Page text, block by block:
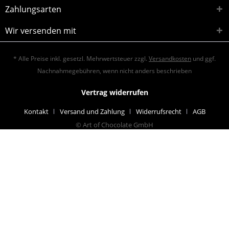
Zahlungsarten
Wir versenden mit
* Alle Preise inkl. gesetzl. Mehrwertsteuer zzgl. Versandkosten und ggf.
Nachnahmegebühren, wenn nicht anders beschrieben
Vertrag widerrufen
Kontakt Versand und Zahlung Widerrufsrecht
AGB
© Art of Chocolate GmbH